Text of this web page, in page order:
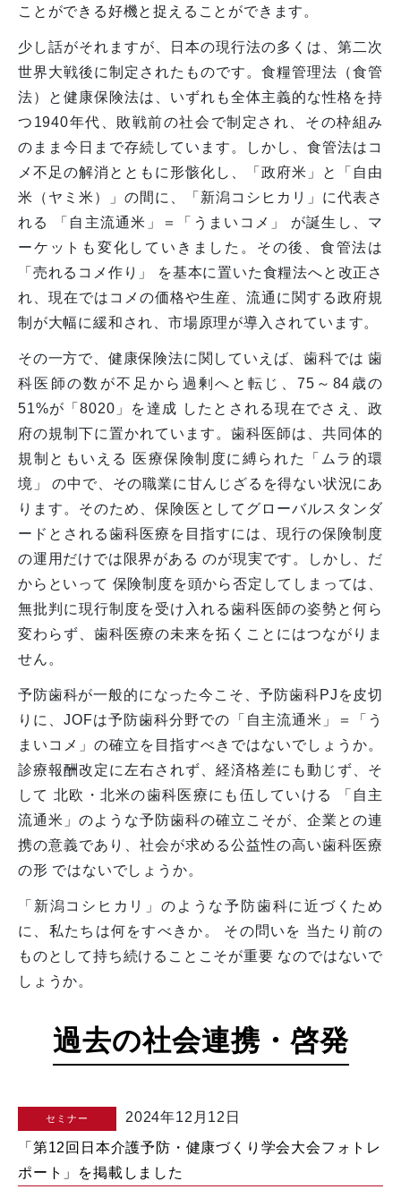
ことができる好機と捉えることができます。
少し話がそれますが、日本の現行法の多くは、第二次
世界大戦後に制定されたものです。食糧管理法（食管
法）と健康保険法は、いずれも全体主義的な性格を持
つ1940年代、敗戦前の社会で制定され、その枠組み
のまま今日まで存続しています。しかし、食管法はコ
メ不足の解消とともに形骸化し、「政府米」と「自由
米（ヤミ米）」の間に、「新潟コシヒカリ」に代表さ
れる 「自主流通米」＝「うまいコメ」 が誕生し、マ
ーケットも変化していきました。その後、食管法は
「売れるコメ作り」 を基本に置いた食糧法へと改正さ
れ、現在ではコメの価格や生産、流通に関する政府規
制が大幅に緩和され、市場原理が導入されています。
その一方で、健康保険法に関していえば、歯科では 歯
科医師の数が不足から過剰へと転じ、75～84歳の
51%が「8020」を達成 したとされる現在でさえ、政
府の規制下に置かれています。歯科医師は、共同体的
規制ともいえる 医療保険制度に縛られた「ムラ的環
境」 の中で、その職業に甘んじざるを得ない状況にあ
ります。そのため、保険医としてグローバルスタンダ
ードとされる歯科医療を目指すには、現行の保険制度
の運用だけでは限界がある のが現実です。しかし、だ
からといって 保険制度を頭から否定してしまっては、
無批判に現行制度を受け入れる歯科医師の姿勢と何ら
変わらず、歯科医療の未来を拓くことにはつながりま
せん。
予防歯科が一般的になった今こそ、予防歯科PJを皮切
りに、JOFは予防歯科分野での「自主流通米」＝「う
まいコメ」の確立を目指すべきではないでしょうか。
診療報酬改定に左右されず、経済格差にも動じず、そ
して 北欧・北米の歯科医療にも伍していける 「自主
流通米」のような予防歯科の確立こそが、企業との連
携の意義であり、社会が求める公益性の高い歯科医療
の形 ではないでしょうか。
「新潟コシヒカリ」のような予防歯科に近づくため
に、私たちは何をすべきか。 その問いを 当たり前の
ものとして持ち続けることこそが重要 なのではないで
しょうか。
過去の社会連携・啓発
セミナー
2024年12月12日
「第12回日本介護予防・健康づくり学会大会フォトレ
ポート」を掲載しました